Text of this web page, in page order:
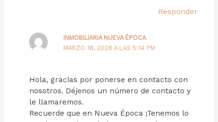
Responder
INMOBILIARIA NUEVA ÉPOCA
MARZO 18, 2026 A LAS 5:14 PM
Hola, gracias por ponerse en contacto con
nosotros. Déjenos un número de contacto y
le llamaremos.
Recuerde que en Nueva Época ¡Tenemos lo